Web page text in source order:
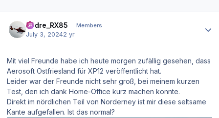
Andre_RX85 Members
July 3, 20242 yr
Mit viel Freunde habe ich heute morgen zufällig gesehen, dass
Aerosoft Ostfriesland für XP12 veröffentlicht hat.
Leider war der Freunde nicht sehr groß, bei meinem kurzen
Test, den ich dank Home-Office kurz machen konnte.
Direkt im nördlichen Teil von Norderney ist mir diese seltsame
Kante aufgefallen. Ist das normal?